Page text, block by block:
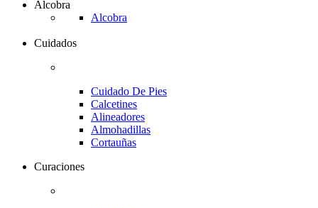
Alcobra
Alcobra
Cuidados
Cuidado De Pies
Calcetines
Alineadores
Almohadillas
Cortauñas
Curaciones